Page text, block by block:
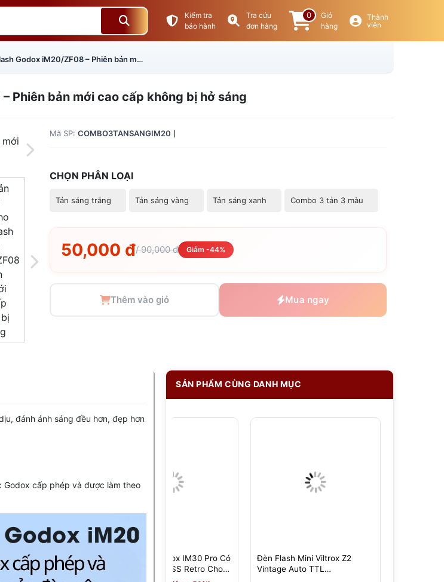
Kiểm tra
bảo hành
Tra cứu
đơn hàng
0
Giỏ
hàng
Thành
viên
Bộ tản sáng 3 màu cho đèn Flash Godox iM20/ZF08 – Phiên bản mới cao cấp không bị hở sáng
Phiên bản mới cao cấp không bị hở sáng
Mã SP: COMBO3TANSANGIM20
CHỌN PHÂN LOẠI
Tản sáng trắng Tản sáng vàng Tản sáng xanh Combo 3 tản 3 màu
50,000 đ/ 90,000 đ Giảm -44%
Thêm vào giỏ Mua ngay
đánh ánh sáng đều hơn, đẹp hơn
Godox cấp phép và được làm theo
SẢN PHẨM CÙNG DANH MỤC
Trigger 2 Trong 1 -
Không Dây Cho
IT32 - Hàng Chính
Đèn Flash Godox IM30 Pro Có
Auto TTL Và HSS Retro Cho
Đèn Flash Mini Viltrox Z2
Vintage Auto TTL
0 đ